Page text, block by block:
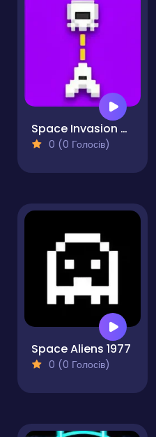
Space Invasion Arcade
0 (0 Голосів)
Space Aliens 1977
0 (0 Голосів)